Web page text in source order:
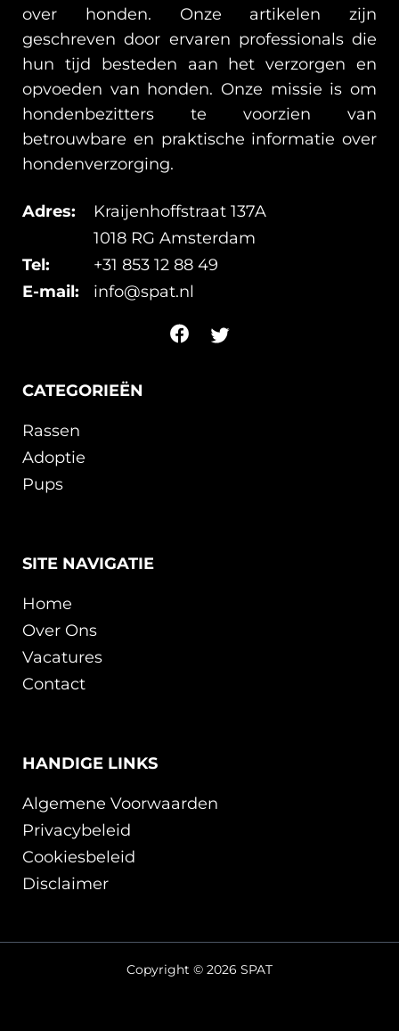
CATEGORIEËN
Rassen
Adoptie
Pups
SITE NAVIGATIE
Home
Over Ons
Vacatures
Contact
HANDIGE LINKS
Algemene Voorwaarden
Privacybeleid
Cookiesbeleid
Disclaimer
over honden. Onze artikelen zijn
geschreven door ervaren professionals die
hun tijd besteden aan het verzorgen en
opvoeden van honden. Onze missie is om
hondenbezitters te voorzien van
betrouwbare en praktische informatie over
hondenverzorging.
Adres:
Kraijenhoffstraat 137A
1018 RG Amsterdam
Tel:
+31 853 12 88 49
E-mail:
info@spat.nl
Copyright © 2026 SPAT